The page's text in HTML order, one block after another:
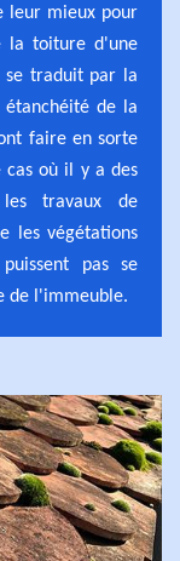
leur mieux pour
la toiture d'une
se traduit par la
de la
faire en sorte
où il y a des
travaux de
les végétations
pas se
de l'immeuble.